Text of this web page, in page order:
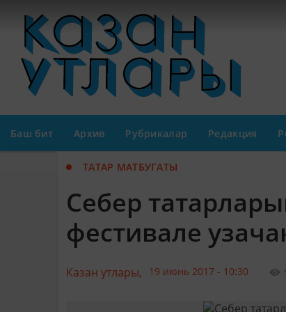
Баш бит Архив Рубрикалар Редакция
ТАТАР МАТБУГАТЫ
Себер
фестивале
Казан утлары, 19 июнь 2017 - 10:30